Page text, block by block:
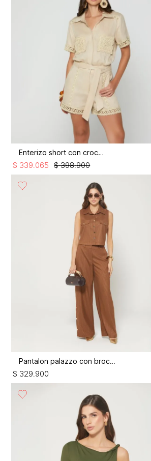
Enterizo short con crochet
$ 398.900
$ 339.065
Pantalon palazzo con broches
$ 329 900